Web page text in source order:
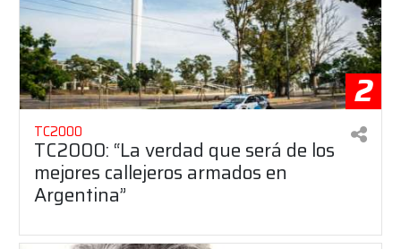
2
TC2000
TC2000: “La verdad que será de los
mejores callejeros armados en
Argentina”